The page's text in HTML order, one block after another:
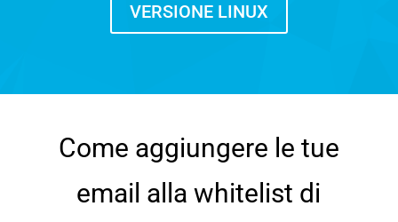
VERSIONE LINUX
Come aggiungere le tue
email alla whitelist di